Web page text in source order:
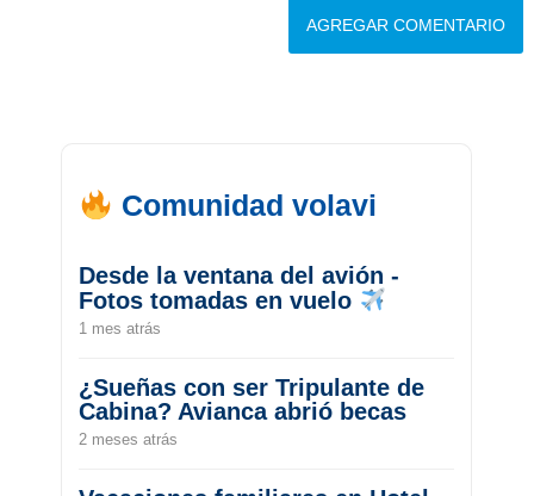
Comunidad volavi
Desde la ventana del avión -
Fotos tomadas en vuelo
1 mes atrás
¿Sueñas con ser Tripulante de
Cabina? Avianca abrió becas
2 meses atrás